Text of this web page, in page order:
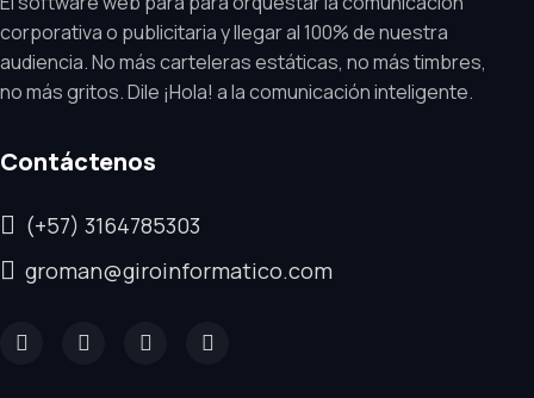
corporativa o publicitaria y llegar al 100% de nuestra
audiencia. No más carteleras estáticas, no más timbres,
no más gritos. Dile ¡Hola! a la comunicación inteligente.
Contáctenos
(+57) 3164785303
groman@giroinformatico.com